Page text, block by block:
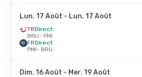
Lun. 17 Août - Lun. 17 Août
TBDirect
BRU- PMI
FRDirect
PMI- BRU
Dim. 16 Août - Mer. 19 Août